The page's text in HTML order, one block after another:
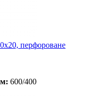
перфороване
600/400